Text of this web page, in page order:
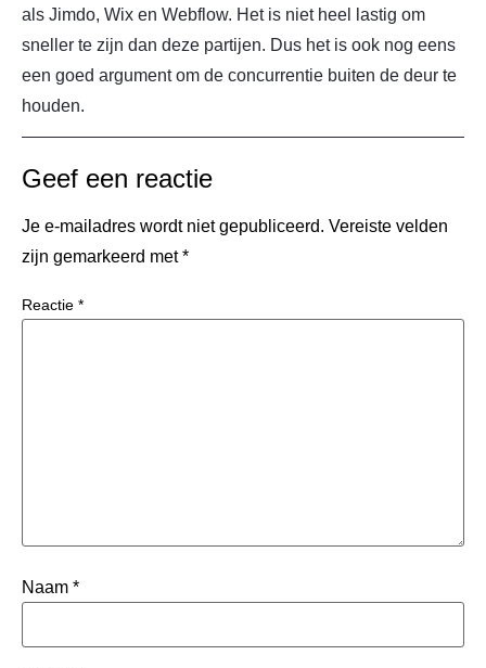
als Jimdo, Wix en Webflow. Het is niet heel lastig om
sneller te zijn dan deze partijen. Dus het is ook nog eens
een goed argument om de concurrentie buiten de deur te
houden.
Geef een reactie
Je e-mailadres wordt niet gepubliceerd. Vereiste velden
zijn gemarkeerd met*
Reactie *
Naam *